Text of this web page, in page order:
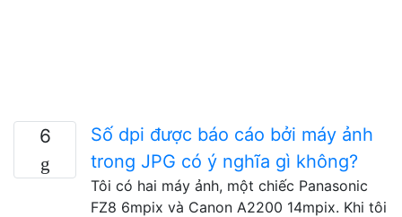
6
Số dpi được báo cáo bởi máy ảnh
trong JPG có ý nghĩa gì không?
Tôi có hai máy ảnh, một chiếc Panasonic
FZ8 6mpix và Canon A2200 14mpix. Khi tôi